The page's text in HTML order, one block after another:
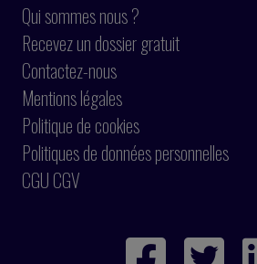
Qui sommes nous ?
Recevez un dossier gratuit
Contactez-nous
Mentions légales
Politique de cookies
Politiques de données personnelles
CGU CGV